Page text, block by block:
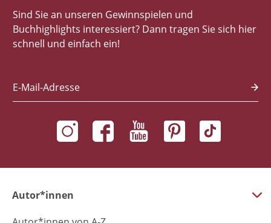
Sind Sie an unseren Gewinnspielen und
Buchhighlights interessiert? Dann tragen Sie sich hier
schnell und einfach ein!
E-Mail-Adresse
Autor*innen